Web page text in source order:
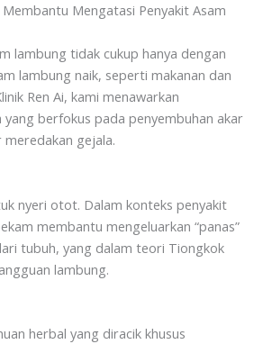
Membantu Mengatasi Penyakit Asam
lambung tidak cukup hanya dengan
lambung naik, seperti makanan dan
Ren Ai, kami menawarkan
berfokus pada penyembuhan akar
meredakan gejala.
nyeri otot. Dalam konteks penyakit
membantu mengeluarkan “panas”
tubuh, yang dalam teori Tiongkok
lambung.
herbal yang diracik khusus